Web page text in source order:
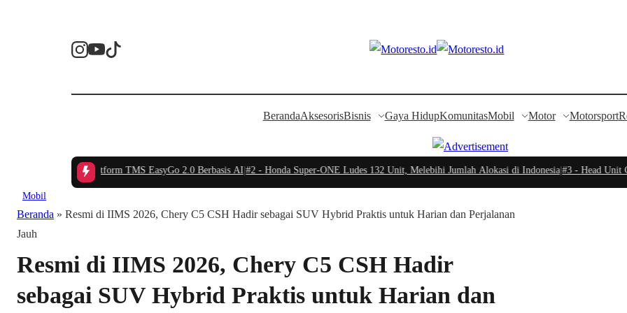
BerandaAksesorisBisnis Gaya HidupKomunitasMobil Motor Motorsport
Luncurkan Platform TMS EasyGo 2.0 Berbasis AI |#2 -Honda Super-ONE Ludes 132 Unit, Melebihi Jumlah Alokasi di Indonesia|#3 -Head Unit
Mobil
Beranda » Resmi di IIMS 2026, Chery C5 CSH Hadir sebagai SUV Hybrid Praktis untuk Harian dan Perjalanan
Jauh
Resmi di IIMS 2026, Chery C5 CSH Hadir
sebagai SUV Hybrid Praktis untuk Harian dan